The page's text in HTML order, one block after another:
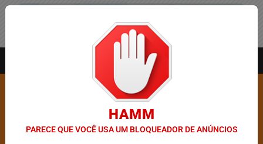
HAMM
PARECE QUE VOCÊ USA UM BLOQUEADOR DE ANÚNCIOS